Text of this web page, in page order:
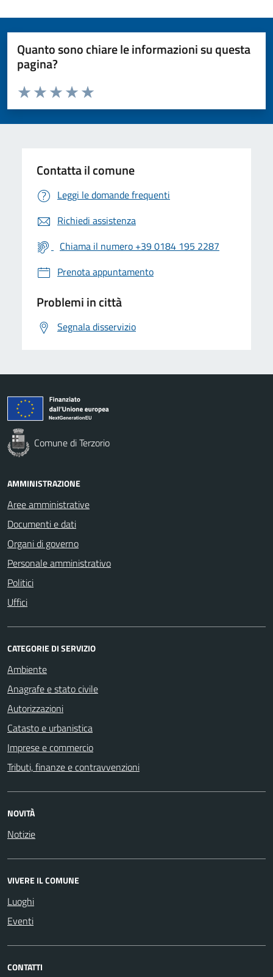
Quanto sono chiare le informazioni su questa
pagina?
Valuta da 1 a 5 stelle la pagina
Valuta 5 stelle su 5
Valuta 4 stelle su 5
Valuta 3 stelle su 5
Valuta 2 stelle su 5
Valuta 1 stelle su 5
Contatta il comune
Leggi le domande frequenti
Richiedi assistenza
Chiama il numero +39 0184 195 2287
Prenota appuntamento
Problemi in città
Segnala disservizio
Comune di Terzorio
AMMINISTRAZIONE
Aree amministrative
Documenti e dati
Organi di governo
Personale amministrativo
Politici
Uffici
CATEGORIE DI SERVIZIO
Ambiente
Anagrafe e stato civile
Autorizzazioni
Catasto e urbanistica
Imprese e commercio
Tributi, finanze e contravvenzioni
NOVITÀ
Notizie
VIVERE IL COMUNE
Luoghi
Eventi
CONTATTI